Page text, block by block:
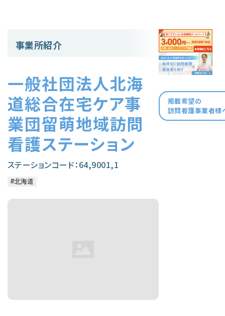
事業所紹介
一般社団法人北海
道総合在宅ケア事
業団留萌地域訪問
看護ステーション
ステーションコード：64,9001,1
掲載希望の
訪問看護事業者様